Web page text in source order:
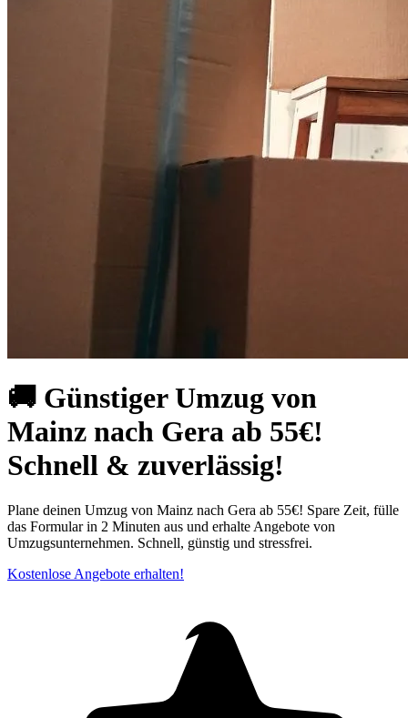
🚚 Günstiger Umzug von
Mainz nach Gera ab 55€!
Schnell & zuverlässig!
Plane deinen Umzug von Mainz nach Gera ab 55€! Spare Zeit, fülle
das Formular in 2 Minuten aus und erhalte Angebote von
Umzugsunternehmen. Schnell, günstig und stressfrei.
Kostenlose Angebote erhalten!